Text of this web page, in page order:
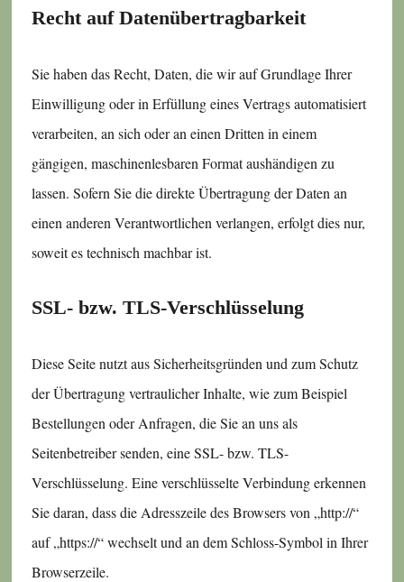
Recht auf Daten­übertrag­barkeit
Sie haben das Recht, Daten, die wir auf Grundlage Ihrer
Einwilligung oder in Erfüllung eines Vertrags automatisiert
verarbeiten, an sich oder an einen Dritten in einem
gängigen, maschinenlesbaren Format aushändigen zu
lassen. Sofern Sie die direkte Übertragung der Daten an
einen anderen Verantwortlichen verlangen, erfolgt dies nur,
soweit es technisch machbar ist.
SSL- bzw. TLS-Verschlüsselung
Diese Seite nutzt aus Sicherheitsgründen und zum Schutz
der Übertragung vertraulicher Inhalte, wie zum Beispiel
Bestellungen oder Anfragen, die Sie an uns als
Seitenbetreiber senden, eine SSL- bzw. TLS-
Verschlüsselung. Eine verschlüsselte Verbindung erkennen
Sie daran, dass die Adresszeile des Browsers von „http://“
auf „https://“ wechselt und an dem Schloss-Symbol in Ihrer
Browserzeile.